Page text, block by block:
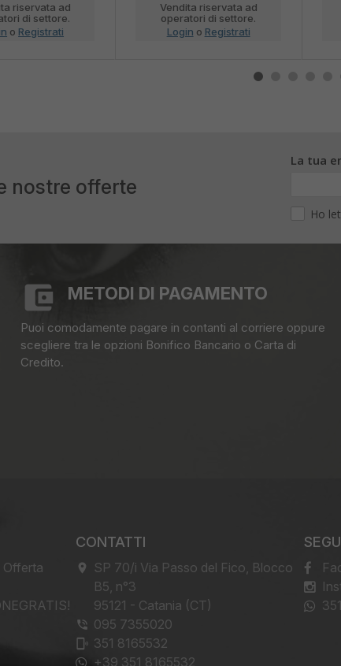
riservata ad
di settore.
o Registrati
Vendita riservata ad
operatori di settore.
Login o Registrati
nostre offerte
La tua
Ho
METODI DI PAGAMENTO
Puoi comodamente pagare in contanti al corriere oppure
scegliere tra le opzioni Bonifico Bancario o Carta di
Credito.
Offerta
CONTATTI
SP 70/i Via Passo del Fico, Blocco
B5, n°3
-
95121 - Catania (CT)
095 7355020
351 8165532
+39 351 8165532